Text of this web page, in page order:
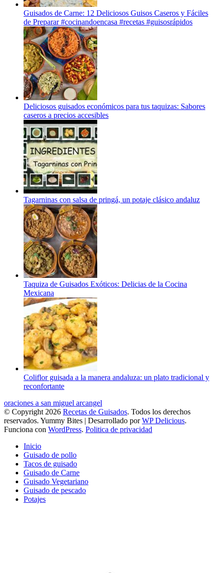
Guisados de Carne: 12 Deliciosos Guisos Caseros y Fáciles
de Preparar #cocinandoencasa #recetas #guisosrápidos
Deliciosos guisados económicos para tus taquizas: Sabores
caseros a precios accesibles
Tagarninas con salsa de pringá, un potaje clásico andaluz
Taquiza de Guisados Exóticos: Delicias de la Cocina
Mexicana
Coliflor guisada a la manera andaluza: un plato tradicional y
reconfortante
oraciones a san miguel arcangel
© Copyright 2026 Recetas de Guisados. Todos los derechos
reservados. Yummy Bites | Desarrollado porWP Delicious.
Funciona con WordPress. Politica de privacidad
Inicio
Guisado de pollo
Tacos de guisado
Guisado de Carne
Guisado Vegetariano
Guisado de pescado
Potajes